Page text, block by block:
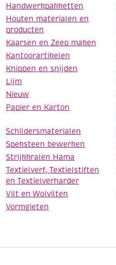
Handwerkpakketten
Houten materialen en
producten
Kaarsen en Zeep maken
Kantoorartikelen
Knippen en snijden
Lijm
Nieuw
Papier en Karton
Schildersmaterialen
Speksteen bewerken
Strijkkralen Hama
Textielverf, Textielstiften
en Textielverharder
Vilt en Wolvilten
Vormgieten